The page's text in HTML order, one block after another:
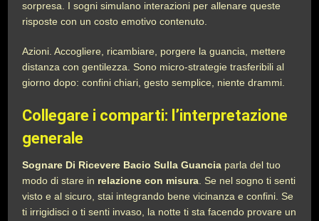
sorpresa. I sogni simulano interazioni per allenare queste
risposte con un costo emotivo contenuto.
Azioni. Accogliere, ricambiare, porgere la guancia, mettere
distanza con gentilezza. Sono micro-strategie trasferibili al
giorno dopo: confini chiari, gesto semplice, niente drammi.
Collegare i comparti: l’interpretazione
generale
Sognare Di Ricevere Bacio Sulla Guancia parla del tuo
modo di stare in relazione con misura . Se nel sogno ti senti
visto e al sicuro, stai integrando bene vicinanza e confini. Se
ti irrigidisci o ti senti invaso, la notte ti sta facendo provare un